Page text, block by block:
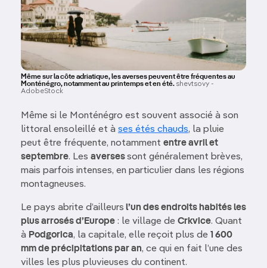
Même sur la côte adriatique, les averses peuvent être fréquentes au
Monténégro, notamment au printemps et en été. shevtsovy -
AdobeStock
Même si le Monténégro est souvent associé à son
littoral ensoleillé et à ses étés chauds, la pluie
peut être fréquente, notamment entre avril et
septembre. Les aversessont généralement brèves,
mais parfois intenses, en particulier dans les régions
montagneuses.
Le pays abrite d’ailleurs l’un des endroits habités les
plus arrosés d’Europe : le village de Crkvice. Quant
à Podgorica, la capitale, elle reçoit plus de 1 600
mm de précipitations par an, ce qui en fait l’une des
villes les plus pluvieuses du continent.